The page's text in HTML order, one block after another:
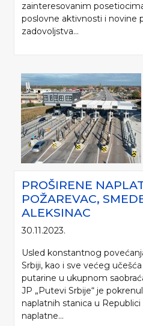
zainteresovanim
poslovne aktivnosti i novine
zadovoljstva...
PROŠIRENE
POŽAREVAC,
ALEKSINAC
30.11.2023.
Usled konstantnog
Srbiji, kao i sve većeg
putarine u ukupnom
JP „Putevi Srbije“ je
naplatnih stanica u
naplatne...